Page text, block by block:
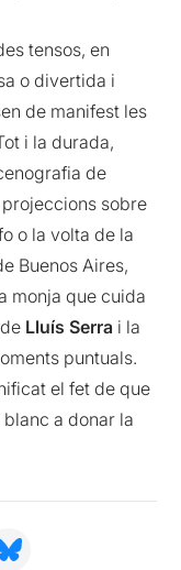
tensos, en
o divertida i
de manifest les
i la durada,
de
sobre
o la volta de la
Buenos Aires,
monja que cuida
Lluís Serra i la
puntuals.
el fet de que
a donar la